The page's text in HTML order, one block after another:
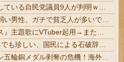
【悲報】消費税減税に反対している自民党議員9人が判明ｗｗｗｗｗｗ
【悲報】ひろゆき「性欲が弱い男性、ガチで貧乏人が多いです。なぜなら…」
【悲報】『メイドインアビス』主題歌にVTuber起用→また炎上 もう何回目だよ…
（ ´_ゝ`）「石破総理は世界でも珍しい、国民による石破辞めるなデモが自然発生した総理大臣です」
韓国人「韓国代表がロンドン五輪銅メダル剥奪の危機！海外メディアが『時効の壁を越えてIOCの調査対象になり得る』と報道！」